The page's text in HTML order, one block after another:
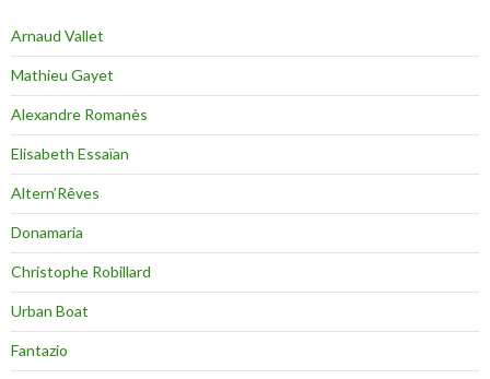
Arnaud Vallet
Mathieu Gayet
Alexandre Romanès
Elisabeth Essaïan
Altern’Rêves
Donamaria
Christophe Robillard
Urban Boat
Fantazio